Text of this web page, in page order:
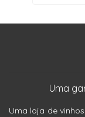
Uma
Uma loja de